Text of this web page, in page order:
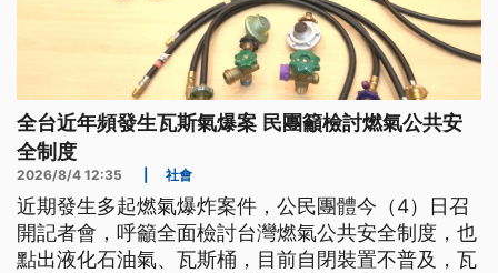
全台近年頻發生瓦斯氣爆案 民團籲檢討燃氣公共安
全制度
2026/8/4 12:35 社會
近期發生多起燃氣爆炸案件，公民團體今（4）日召
開記者會，呼籲全面檢討台灣燃氣公共安全制度，也
點出液化石油氣、瓦斯桶，目前自閉裝置不普及，瓦